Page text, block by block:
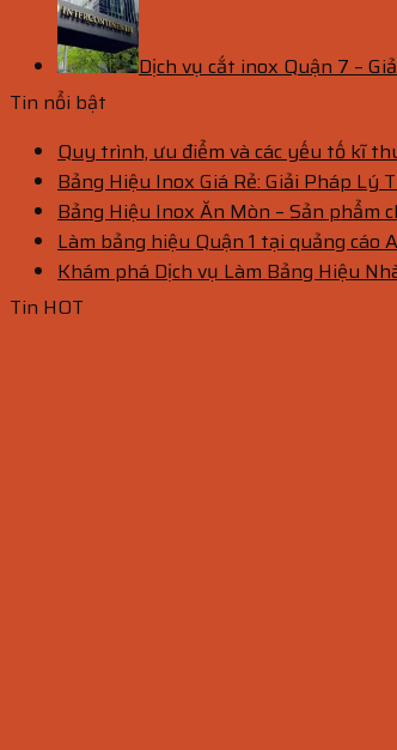
Dịch vụ cắt inox Quận 7 –
Tin nổi bật
Quy trình, ưu điểm và các yếu tố kĩ
Bảng Hiệu Inox Giá Rẻ: Giải Pháp Lý
Bảng Hiệu Inox Ăn Mòn – Sản phẩm
Làm bảng hiệu Quận 1 tại quảng cáo
Khám phá Dịch vụ Làm Bảng Hiệu
Tin HOT